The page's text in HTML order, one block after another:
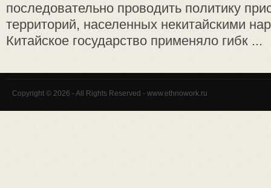
последовательно проводить политику
территорий, населенных некитайскими
Китайское государство применяло гибк ...
Copyright © 2026 - All Rights Reserved - www.ethnowork.ru